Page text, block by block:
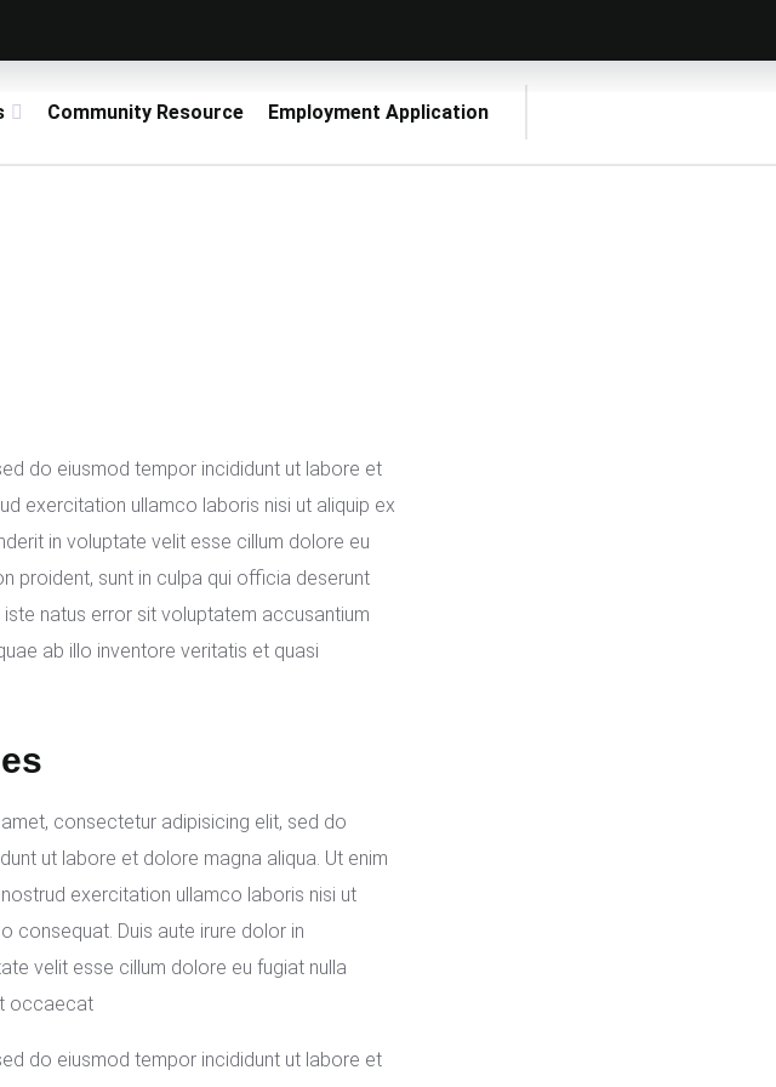
Community Resource Employment Application
do eiusmod tempor incididunt ut labore et
exercitation ullamco laboris nisi ut aliquip ex
in voluptate velit esse cillum dolore eu
proident, sunt in culpa qui officia deserunt
natus error sit voluptatem accusantium
ab illo inventore veritatis et quasi
consectetur adipisicing elit, sed do
ut labore et dolore magna aliqua. Ut enim
exercitation ullamco laboris nisi ut
consequat. Duis aute irure dolor in
velit esse cillum dolore eu fugiat nulla
occaecat
do eiusmod tempor incididunt ut labore et